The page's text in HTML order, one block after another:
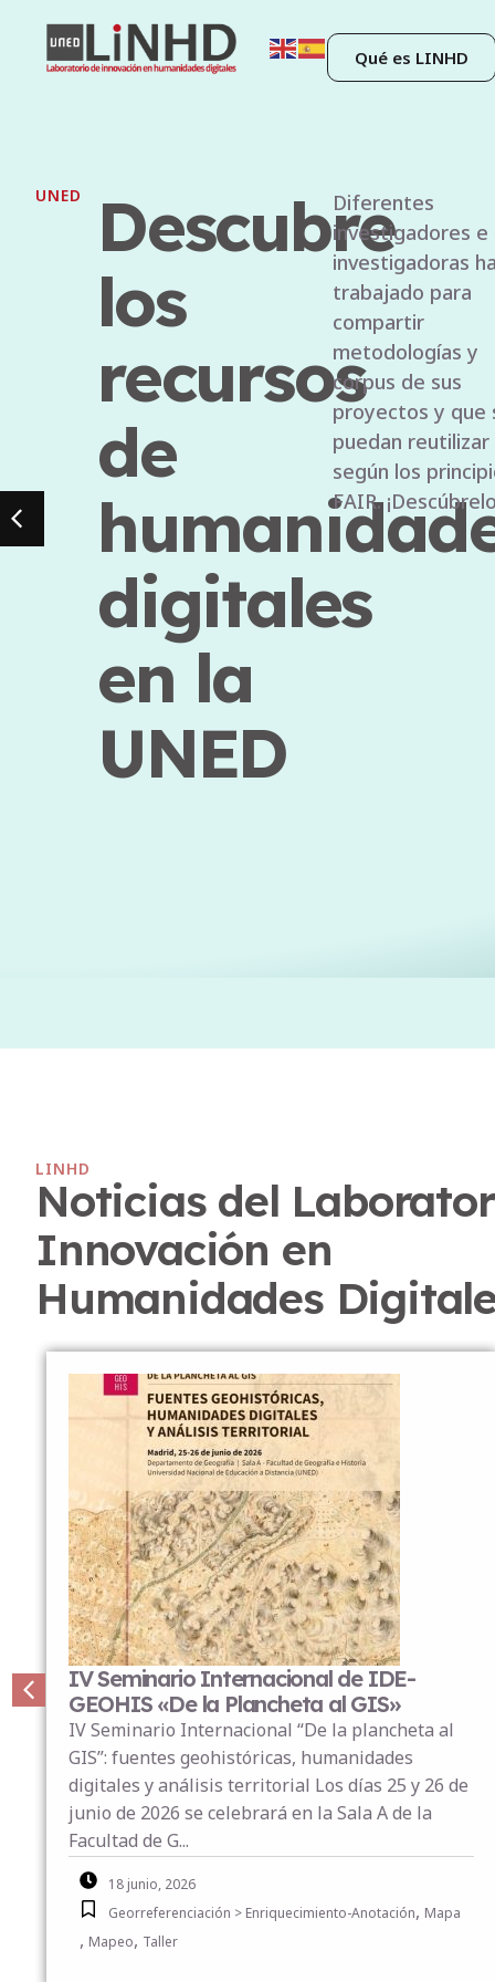
Qué es LINHD
UNED
Formamos
parte
de la
red
estratégica
CLARIAH-
ES
Junto con el grupo
LENAR, volvemos
formar parte de la
red que gestiona
presencia de
en las
infraestructuras
investigación
europeas CLARIN
DARIAH
LINHD
Noticias del
Innovación en
Humanidades
Curso de verano de Sistemas de
Información Geográfica aplicados a las
humanidades
¿Cómo se pueden mapear las rutas de una
novela? ¿Qué nos revelan los mapas sobre la
evolución de una lengua, una ciudad o una
memoria colectiva? ¿Cómo pueden dialogar
archivos históricos, inteligencia...
27 mayo, 2026
cursos, DARIAH, Humanidades Digitales, Mapeo